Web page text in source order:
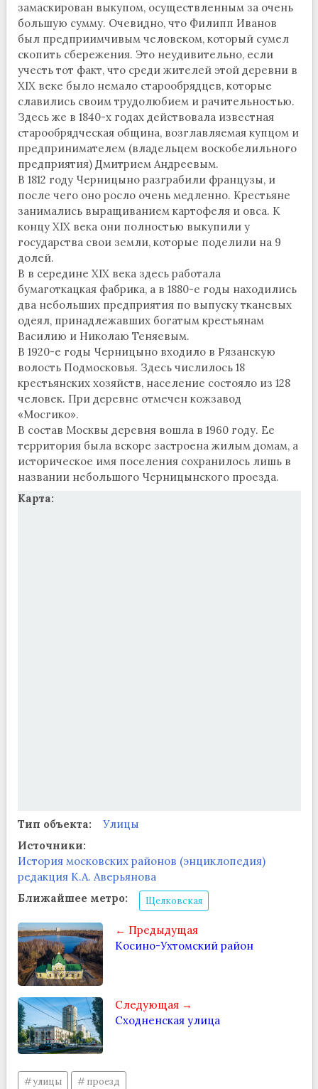
замаскирован выкупом, осуществленным за очень
большую сумму. Очевидно, что Филипп Иванов
был предприимчивым человеком, который сумел
скопить сбережения. Это неудивительно, если
учесть тот факт, что среди жителей этой деревни в
XIX веке было немало старообрядцев, которые
славились своим трудолюбием и рачительностью.
Здесь же в 1840-х годах действовала известная
старообрядческая община, возглавляемая купцом и
предпринимателем (владельцем воскобелильного
предприятия) Дмитрием Андреевым.
В 1812 году Черницыно разграбили французы, и
после чего оно росло очень медленно. Крестьяне
занимались выращиванием картофеля и овса. К
концу XIX века они полностью выкупили у
государства свои земли, которые поделили на 9
долей.
В в середине XIX века здесь работала
бумаготкацкая фабрика, а в 1880-е годы находились
два небольших предприятия по выпуску тканевых
одеял, принадлежавших богатым крестьянам
Василию и Николаю Теняевым.
В 1920-е годы Черницыно входило в Рязанскую
волость Подмосковья. Здесь числилось 18
крестьянских хозяйств, население состояло из 128
человек. При деревне отмечен кожзавод
«Мосгико».
В состав Москвы деревня вошла в 1960 году. Ее
территория была вскоре застроена жилым домам, а
историческое имя поселения сохранилось лишь в
названии небольшого Черницынского проезда.
Карта:
Тип объекта:
Улицы
Источники:
История московских районов (энциклопедия)
редакция К.А. Аверьянова
Ближайшее метро:
Щелковская
← Предыдущая
Косино-Ухтомский район
Следующая →
Сходненская улица
улицы проезд